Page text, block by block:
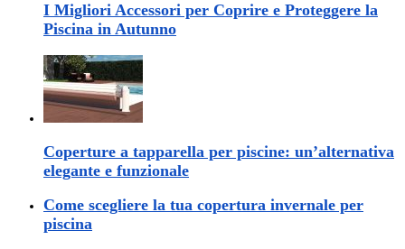
I Migliori Accessori per Coprire e Proteggere la
Piscina in Autunno
Coperture a tapparella per piscine: un’alternativa
elegante e funzionale
Come scegliere la tua copertura invernale per
piscina